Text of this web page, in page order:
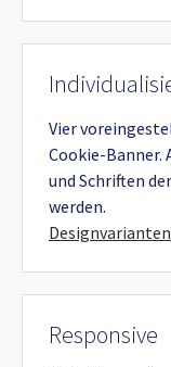
Vier
Cookie-Banner.
und Schriften
werden.
Designvarianten
Responsive